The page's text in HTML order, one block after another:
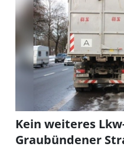
Kein weiteres
Graubündener